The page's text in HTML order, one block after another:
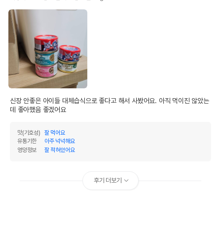
신장 안좋은 아이들 대체습식으로 좋다고 해서 사봤어요. 아직 먹이진 않았는
데 좋아했음 좋겠어요
맛(기호성)
잘 먹어요
유통기한
아주 넉넉해요
영양정보
잘 적혀있어요
후기 더보기